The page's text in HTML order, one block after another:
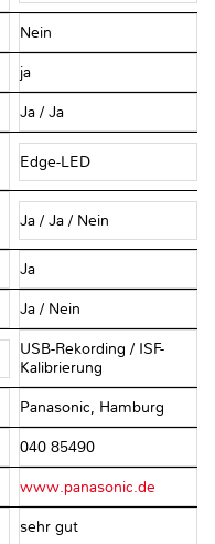
Nein
ja
Ja / Ja
Edge-LED
Ja / Ja / Nein
Ja
Ja / Nein
USB-Rekording / ISF-
Kalibrierung
Panasonic, Hamburg
040 85490
www.panasonic.de
sehr gut